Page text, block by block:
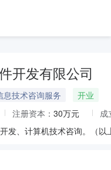
开发有限公司
息技术咨询服务
开业
注册资本： 30万元
成
发、计算机技术咨询。（